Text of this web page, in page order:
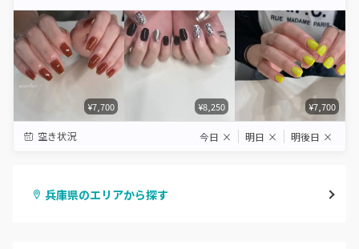
¥7,700 ¥8,250 ¥7,700
空き状況 今日 × 明日 × 明後日 ×
兵庫県のエリアから探す